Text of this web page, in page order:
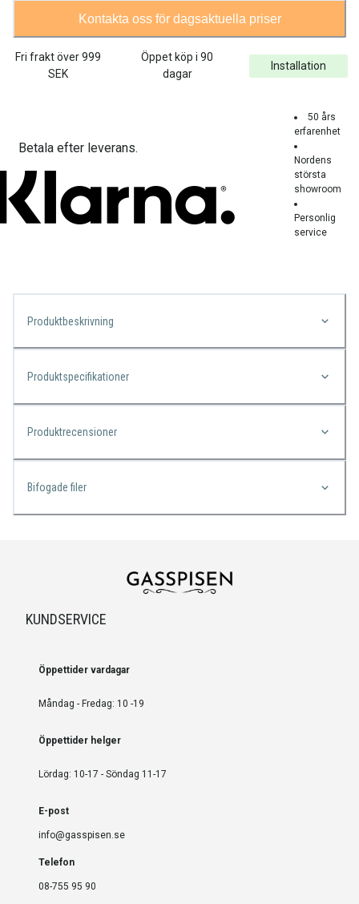
Kontakta oss för dagsaktuella priser
Fri frakt över999
SEK
Öppet köp i 90
dagar
Installation
Betala efter leverans.
50 års
erfarenhet
Nordens
största
showroom
Personlig
service
Produktbeskrivning
Produktspecifikationer
Produktrecensioner
Bifogade filer
KUNDSERVICE
Öppettider vardagar
Måndag - Fredag: 10 -19
Öppettider helger
Lördag: 10-17 - Söndag 11-17
E-post
info@gasspisen.se
Telefon
08-755 95 90